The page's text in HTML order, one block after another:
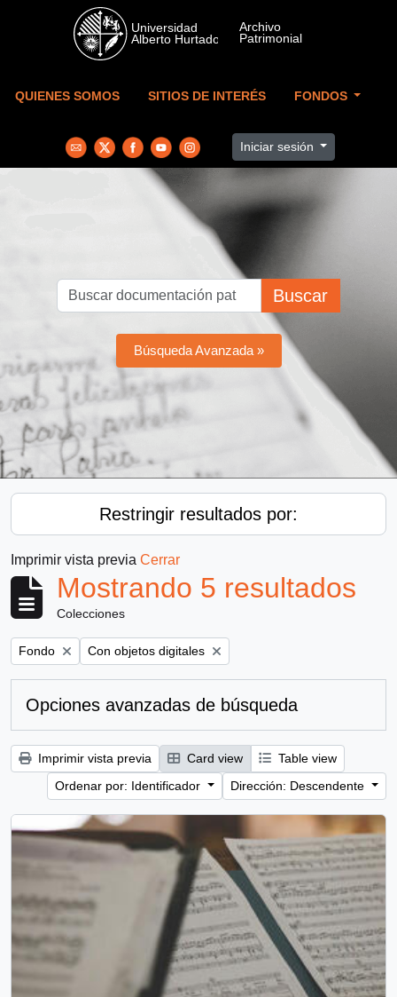
Skip to main content
QUIENES SOMOS SITIOS DE INTERÉS FONDOS
Iniciar sesión
Buscar
Búsqueda Avanzada »
Restringir resultados por:
Imprimir vista previa Cerrar
Mostrando 5 resultados
Colecciones
Remove filter:
Fondo Remove filter:
Con objetos digitales
Opciones avanzadas de búsqueda
Imprimir vista previa Card view
Table view
Ordenar por: Identificador
Dirección: Descendente